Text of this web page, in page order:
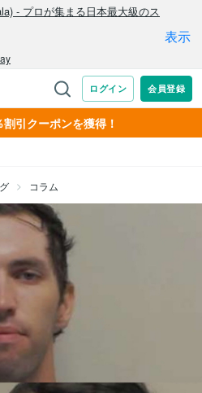
引クーポンを獲得！
コラム